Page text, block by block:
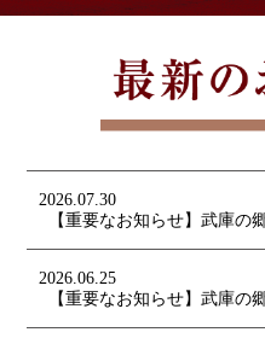
2026.07.30
【重要なお知らせ】武庫の
2026.06.25
【重要なお知らせ】武庫の